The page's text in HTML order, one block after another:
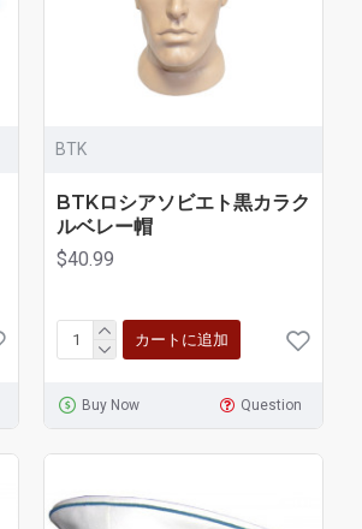
BTK
BTKロシアソビエト黒カラク
ルベレー帽
$40.99
カートに追加
Buy Now Question